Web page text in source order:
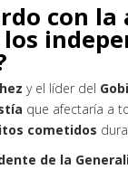
con
y el líder del
que afectaría a
cometidos
de la